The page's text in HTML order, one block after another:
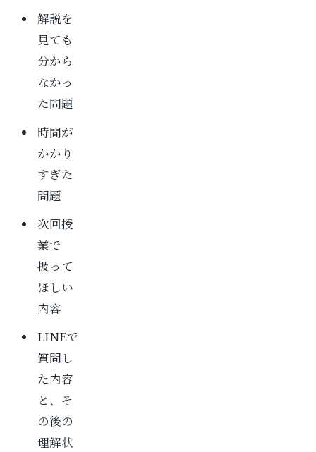
解説を
見ても
分から
なかっ
た問題
時間が
かかり
すぎた
問題
次回授
業で
扱って
ほしい
内容
LINEで
質問し
た内容
と、そ
の後の
理解状